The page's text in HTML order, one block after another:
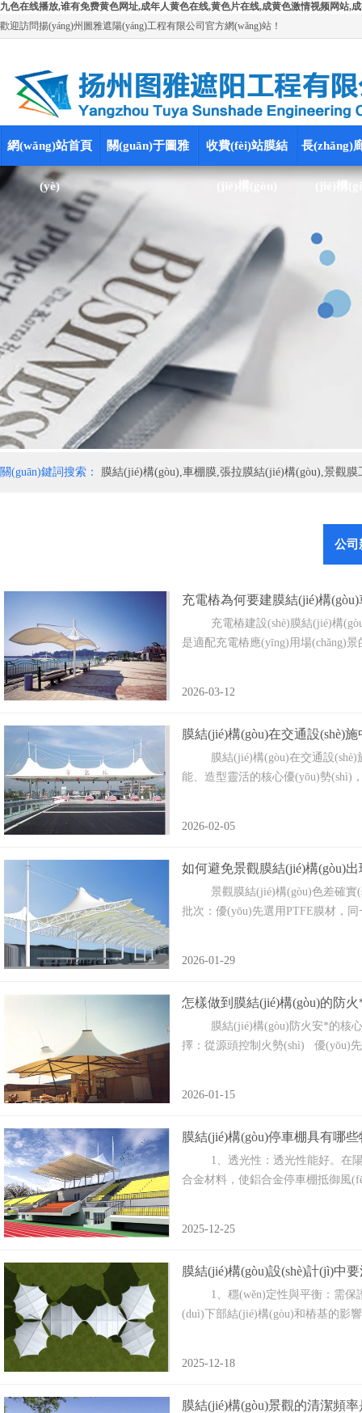
九色在线播放,谁有免费黄色网址,成年人黄色在线,黄色片在线,成黄色激情视频网站,
歡迎訪問揚(yáng)州圖雅遮陽(yáng)工程有限公司官方網(wǎng)站！
網(wǎng)站首頁
(yè)
關(guān)于圖雅 收費(fèi)站膜結
(jié)構(gòu)
長(zhǎng)
關(guān)鍵詞搜索： 膜結(jié)構(gòu),車棚膜,張拉膜結(jié)構(gòu),景觀膜
公司
充電樁為何要建膜結(jié)構
充電樁建設(shè)膜結(jié)構(gòu)車
是適配充電樁應(yīng)用場(chǎng)景
2026-03-12
膜結(jié)構(gòu)在交通設(shè)
膜結(jié)構(gòu)在交通設(shè)施
能、造型靈活的核心優(yōu)勢
2026-02-05
如何避免景觀膜結(jié)構(gòu)出
景觀膜結(jié)構(gòu)色差確實
批次：優(yōu)先選用PTFE膜材，
2026-01-29
怎樣做到膜結(jié)構(gòu)的防
膜結(jié)構(gòu)防火安*的核心在
擇：從源頭控制火勢(shì) 優(yōu)先
2026-01-15
膜結(jié)構(gòu)停車棚具有哪
1、透光性：透光性能好。在陽
合金材料，使鋁合金停車棚抵御風
2025-12-25
膜結(jié)構(gòu)設(shè)計(jì)中
1、穩(wěn)定性與平衡‌：需保
(duì)下部結(jié)構(gòu)和樁基的影響‌
2025-12-18
膜結(jié)構(gòu)景觀的清潔頻